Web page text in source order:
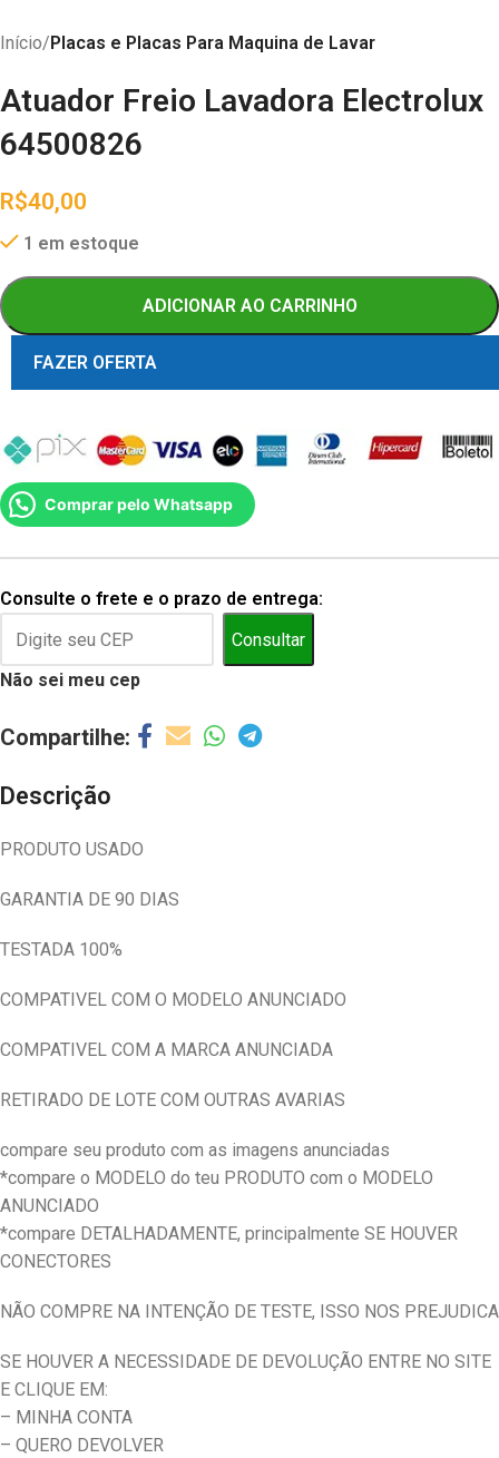
Início Placas e Placas Para Maquina de Lavar
Atuador Freio Lavadora Electrolux
64500826
R$40,00
1 em estoque
ADICIONAR AO CARRINHO
FAZER OFERTA
Comprar pelo Whatsapp
Consulte o frete e o prazo de entrega:
Consultar
Não sei meu cep
Descrição
PRODUTO USADO
GARANTIA DE 90 DIAS
TESTADA 100%
COMPATIVEL COM O MODELO ANUNCIADO
COMPATIVEL COM A MARCA ANUNCIADA
RETIRADO DE LOTE COM OUTRAS AVARIAS
compare seu produto com as imagens anunciadas
*compare o MODELO do teu PRODUTO com o MODELO
ANUNCIADO
*compare DETALHADAMENTE, principalmente SE HOUVER
CONECTORES
NÃO COMPRE NA INTENÇÃO DE TESTE, ISSO NOS PREJUDICA
SE HOUVER A NECESSIDADE DE DEVOLUÇÃO ENTRE NO SITE
E CLIQUE EM:
– MINHA CONTA
– QUERO DEVOLVER